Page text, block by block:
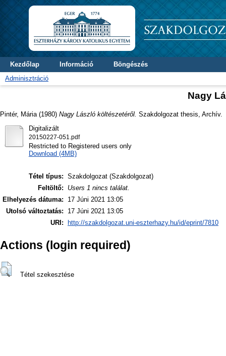
Kezdőlap Információ
Böngészés
Adminisztráció
Nagy
Pintér, Mária (1980) Nagy László költészetéről. Szakdolgozat thesis, Archív.
Digitalizált
20150227-051.pdf
Restricted to Registered users only
Download (4MB)
Tétel típus: Szakdolgozat (Szakdolgozat)
Feltöltő:
Users 1 nincs találat.
Elhelyezés dátuma:
17 Júni 2021 13:05
Utolsó változtatás:
17 Júni 2021 13:05
URI:
http://szakdolgozat.uni-eszterhazy.hu/id/eprint/7810
Actions (login required)
Tétel szekesztése